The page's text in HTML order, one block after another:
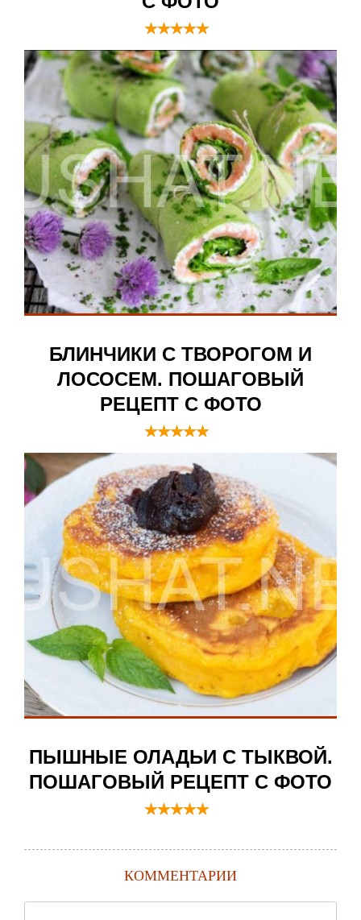
БЛИНЧИКИ С ТВОРОГОМ И
ЛОСОСЕМ. ПОШАГОВЫЙ
РЕЦЕПТ С ФОТО
ПЫШНЫЕ ОЛАДЬИ С ТЫКВОЙ.
ПОШАГОВЫЙ РЕЦЕПТ С ФОТО
КОММЕНТАРИИ